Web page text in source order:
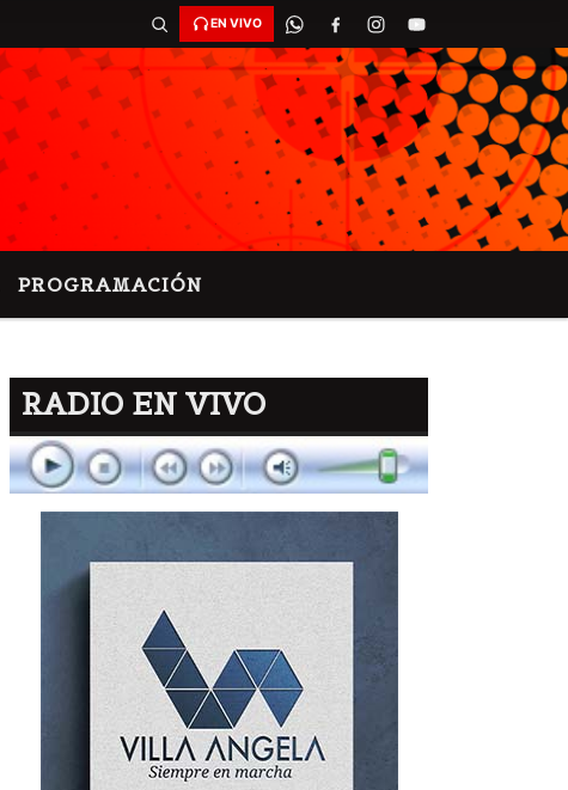
EN VIVO
PROGRAMACIÓN
RADIO EN VIVO